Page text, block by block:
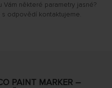
Vám některé parametry jasné?
s odpovědí kontaktujeme.
PAINT MARKER –